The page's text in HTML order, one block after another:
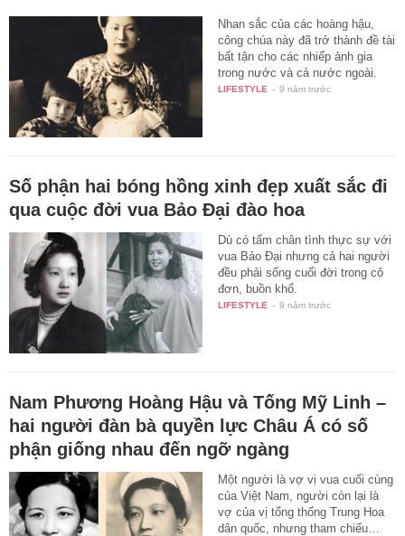
Nhan sắc của các hoàng hậu,
công chúa này đã trở thành đề tài
bất tận cho các nhiếp ảnh gia
trong nước và cả nước ngoài.
LIFESTYLE - 9 năm trước
Số phận hai bóng hồng xinh đẹp xuất sắc đi
qua cuộc đời vua Bảo Đại đào hoa
Dù có tấm chân tình thực sự với
vua Bảo Đại nhưng cả hai người
đều phải sống cuối đời trong cô
đơn, buồn khổ.
LIFESTYLE - 9 năm trước
Nam Phương Hoàng Hậu và Tống Mỹ Linh –
hai người đàn bà quyền lực Châu Á có số
phận giống nhau đến ngỡ ngàng
Một người là vợ vị vua cuối cùng
của Việt Nam, người còn lại là
vợ của vị tổng thống Trung Hoa
dân quốc, nhưng tham chiếu…